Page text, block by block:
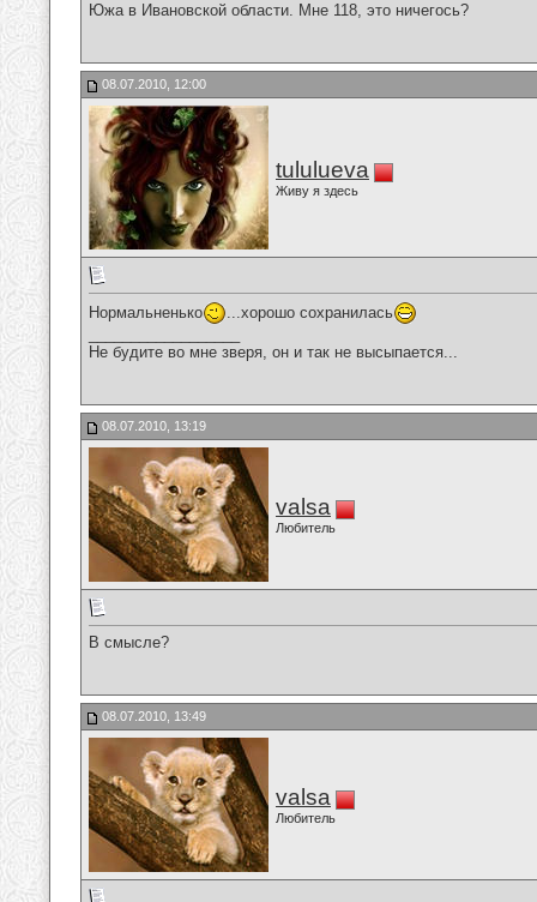
Южа в Ивановской области. Мне 118, это ничегось?
08.07.2010, 12:00
tululueva
Живу я здесь
Нормальненько
...хорошо сохранилась
Не будите во мне зверя, он и так не высыпается...
08.07.2010, 13:19
valsa
Любитель
В смысле?
08.07.2010, 13:49
valsa
Любитель